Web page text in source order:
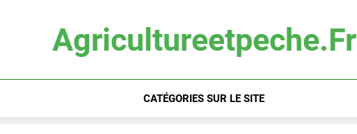
Agricultureetpeche.fr
CATÉGORIES SUR LE SITE